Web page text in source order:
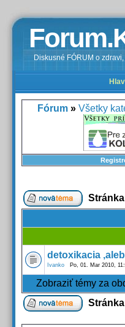
Diskusné FÓRUM o
Fórum » Všetky
Stránka
detoxikacia
Ivanko Po, 01. Mar 2010,
Zobraziť témy za
Stránka